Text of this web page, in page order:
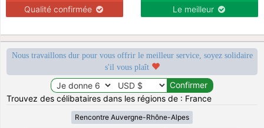
Qualité confirmée Le meilleur
Nous travaillons dur pour vous offrir le meilleur service, soyez solidaire
s'il vous plaît
Trouvez des célibataires dans les régions de : France
Rencontre Auvergne-Rhône-Alpes